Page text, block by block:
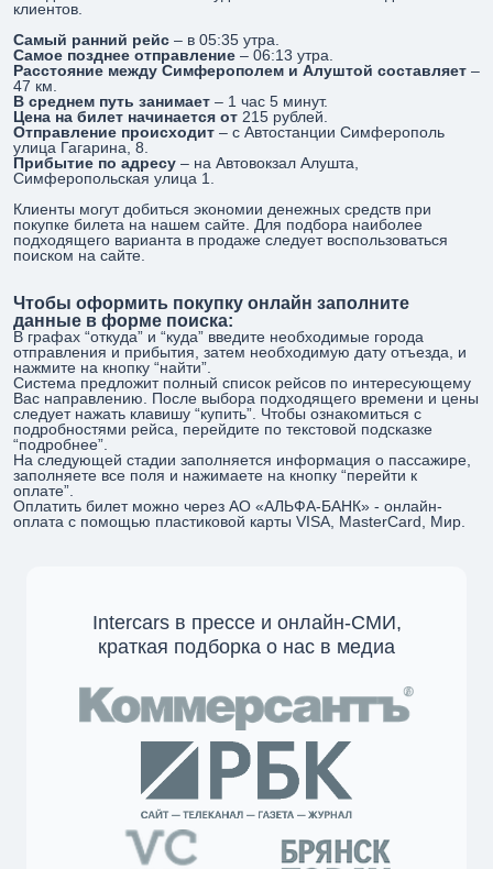
клиентов.
Самый ранний рейс – в 05:35 утра.
Самое позднее отправление – 06:13 утра.
Расстояние между Симферополем и Алуштой составляет –
47 км.
В среднем путь занимает – 1 час 5 минут.
Цена на билет начинается от 215 рублей.
Отправление происходит – с Автостанции Симферополь
улица Гагарина, 8.
Прибытие по адресу – на Автовокзал Алушта,
Симферопольская улица 1.
Клиенты могут добиться экономии денежных средств при
покупке билета на нашем сайте. Для подбора наиболее
подходящего варианта в продаже следует воспользоваться
поиском на сайте.
Чтобы оформить покупку онлайн заполните
данные в форме поиска:
В графах “откуда” и “куда” введите необходимые города
отправления и прибытия, затем необходимую дату отъезда, и
нажмите на кнопку “найти”.
Система предложит полный список рейсов по интересующему
Вас направлению. После выбора подходящего времени и цены
следует нажать клавишу “купить”. Чтобы ознакомиться с
подробностями рейса, перейдите по текстовой подсказке
“подробнее”.
На следующей стадии заполняется информация о пассажире,
заполняете все поля и нажимаете на кнопку “перейти к
оплате”.
Оплатить билет можно через АО «АЛЬФА-БАНК» - онлайн-
оплата с помощью пластиковой карты VISA, MasterCard, Мир.
Intercars в прессе и онлайн-СМИ,
краткая подборка о нас в медиа